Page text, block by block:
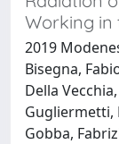
Working in
2019
Bisegna,
Della
Gugliermetti,
Gobba,